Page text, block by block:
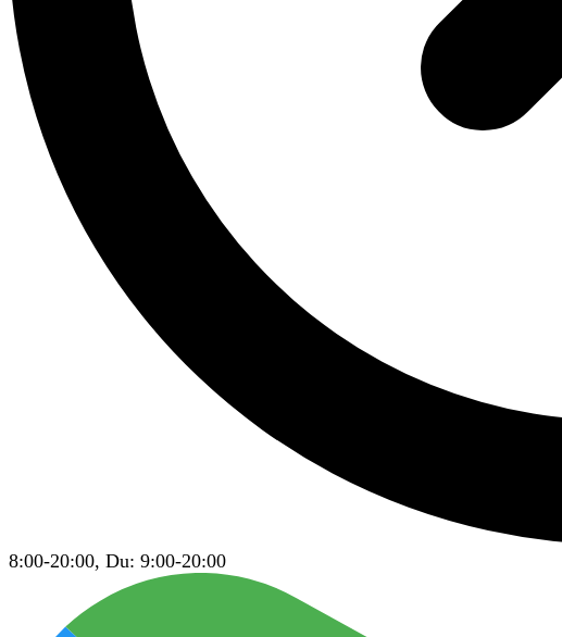
8:00-20:00, Du: 9:00-20:00